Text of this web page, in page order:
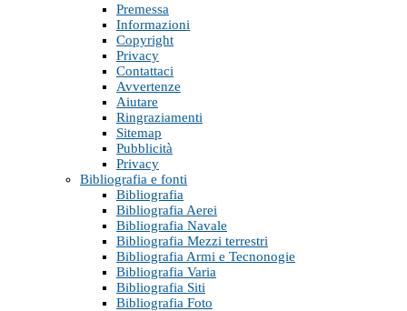
Premessa
Informazioni
Copyright
Privacy
Contattaci
Avvertenze
Aiutare
Ringraziamenti
Sitemap
Pubblicità
Privacy
Bibliografia e fonti
Bibliografia
Bibliografia Aerei
Bibliografia Navale
Bibliografia Mezzi terrestri
Bibliografia Armi e Tecnonogie
Bibliografia Varia
Bibliografia Siti
Bibliografia Foto